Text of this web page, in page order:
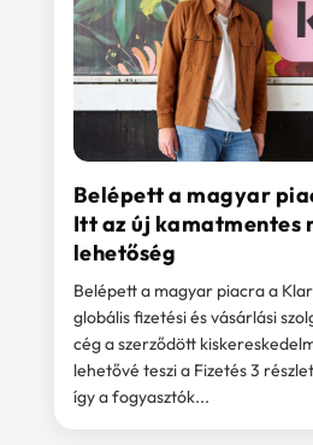
Belépett a magyar
Itt az új kamatmentes
lehetőség
Belépett a magyar piacra a
globális fizetési és vásárlási
cég a szerződött
lehetővé teszi a Fizetés 3
így a fogyasztók...